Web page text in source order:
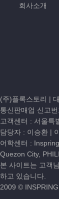
회사소개
(주)플록스토리 |
통신판매업 신고
고객센터 : 서울특
담당자 : 이승환 |
어학센터 :
Quezon City,
본 사이트는 고객
하고 있습니다.
2009 ©